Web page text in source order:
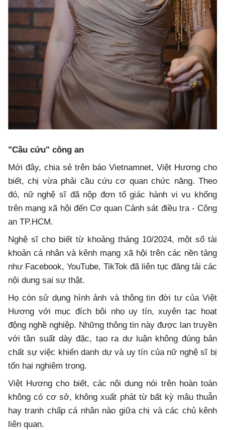
"Cầu cứu" công an
Mới đây, chia sẻ trên báo Vietnamnet, Việt Hương cho
biết, chị vừa phải cầu cứu cơ quan chức năng. Theo
đó, nữ nghệ sĩ đã nộp đơn tố giác hành vi vu khống
trên mạng xã hội đến Cơ quan Cảnh sát điều tra - Công
an TP.HCM.
Nghệ sĩ cho biết từ khoảng tháng 10/2024, một số tài
khoản cá nhân và kênh mạng xã hội trên các nền tảng
như Facebook, YouTube, TikTok đã liên tục đăng tải các
nội dung sai sự thật.
Họ còn sử dụng hình ảnh và thông tin đời tư của Việt
Hương với mục đích bôi nhọ uy tín, xuyên tạc hoạt
động nghề nghiệp. Những thông tin này được lan truyền
với tần suất dày đặc, tạo ra dư luận không đúng bản
chất sự việc khiến danh dự và uy tín của nữ nghệ sĩ bị
tổn hại nghiêm trọng.
Việt Hương cho biết, các nội dung nói trên hoàn toàn
không có cơ sở, không xuất phát từ bất kỳ mâu thuẫn
hay tranh chấp cá nhân nào giữa chị và các chủ kênh
liên quan.